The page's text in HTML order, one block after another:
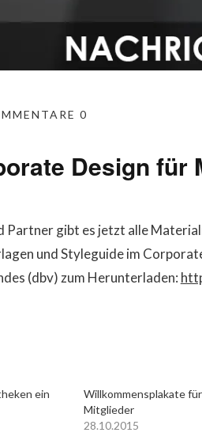
0
Design für
Partner gibt es jetzt alle
und Styleguide im
(dbv) zum Herunterladen:
ein
Willkommensplakate
Mitglieder
28.10.2015